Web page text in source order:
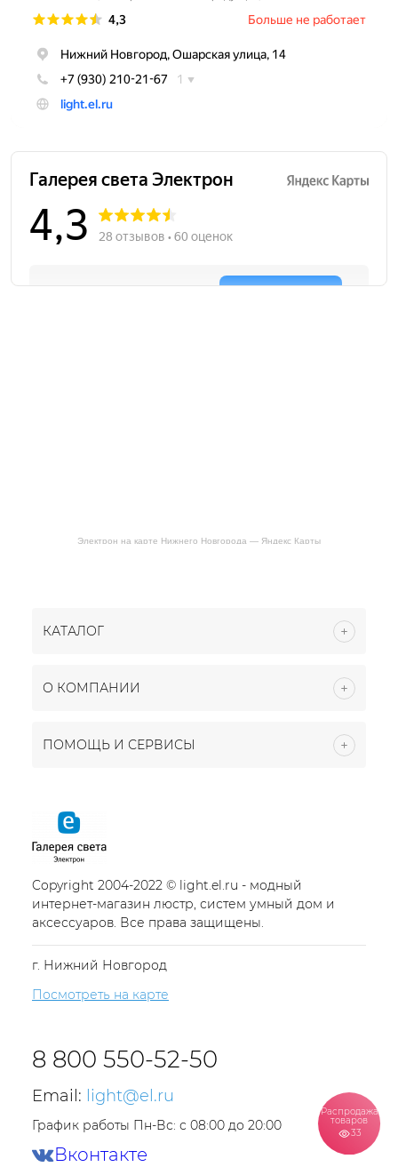
Электрон на карте Нижнего Новгорода — Яндекс Карты
КАТАЛОГ
О КОМПАНИИ
ПОМОЩЬ И СЕРВИСЫ
Copyright 2004-2022 © light.el.ru - модный
интернет-магазин люстр, систем умный дом и
аксессуаров. Все права защищены.
г. Нижний Новгород
Посмотреть на карте
8 800 550-52-50
Email: light@el.ru
График работы Пн-Вс: с 08:00 до 20:00
Вконтакте
Распродажа
товаров
33